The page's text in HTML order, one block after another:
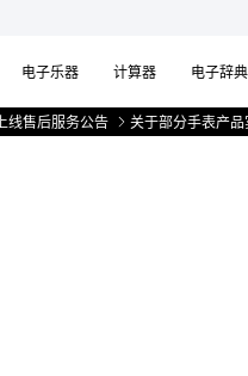
电子乐器 计算器 电子辞典
关于部分手表产品实施【一物一码】